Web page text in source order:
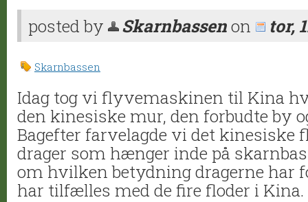
posted by Skarnbassenon tor,
Skarnbassen
Idag tog vi flyvemaskinen til Kina
den kinesiske mur, den forbudte by
Bagefter farvelagde vi det kinesiske
drager som hænger inde på
om hvilken betydning dragerne har
har tilfælles med de fire floder i Kina.